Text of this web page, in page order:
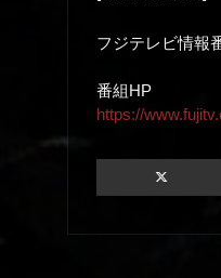
フジテレビ情報
番組HP
https://